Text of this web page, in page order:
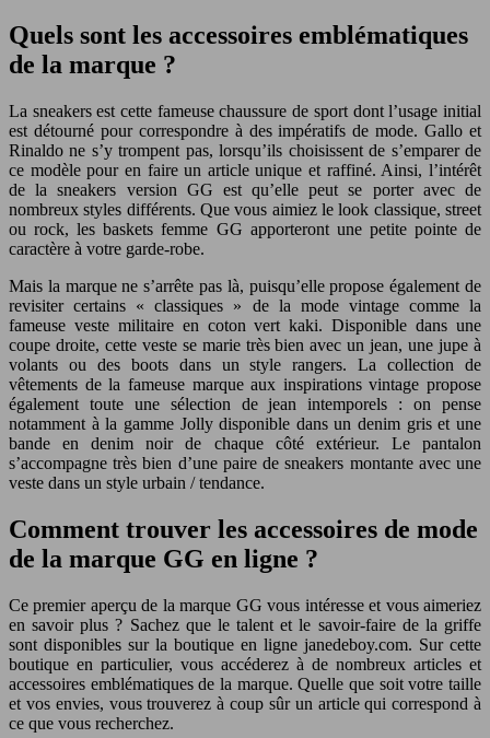
Quels sont les accessoires emblématiques
de la marque ?
La sneakers est cette fameuse chaussure de sport dont l’usage initial
est détourné pour correspondre à des impératifs de mode. Gallo et
Rinaldo ne s’y trompent pas, lorsqu’ils choisissent de s’emparer de
ce modèle pour en faire un article unique et raffiné. Ainsi, l’intérêt
de la sneakers version GG est qu’elle peut se porter avec de
nombreux styles différents. Que vous aimiez le look classique, street
ou rock, les baskets femme GG apporteront une petite pointe de
caractère à votre garde-robe.
Mais la marque ne s’arrête pas là, puisqu’elle propose également de
revisiter certains « classiques » de la mode vintage comme la
fameuse veste militaire en coton vert kaki. Disponible dans une
coupe droite, cette veste se marie très bien avec un jean, une jupe à
volants ou des boots dans un style rangers. La collection de
vêtements de la fameuse marque aux inspirations vintage propose
également toute une sélection de jean intemporels : on pense
notamment à la gamme Jolly disponible dans un denim gris et une
bande en denim noir de chaque côté extérieur. Le pantalon
s’accompagne très bien d’une paire de sneakers montante avec une
veste dans un style urbain / tendance.
Comment trouver les accessoires de mode
de la marque GG en ligne ?
Ce premier aperçu de la marque GG vous intéresse et vous aimeriez
en savoir plus ? Sachez que le talent et le savoir-faire de la griffe
sont disponibles sur la boutique en ligne janedeboy.com. Sur cette
boutique en particulier, vous accéderez à de nombreux articles et
accessoires emblématiques de la marque. Quelle que soit votre taille
et vos envies, vous trouverez à coup sûr un article qui correspond à
ce que vous recherchez.